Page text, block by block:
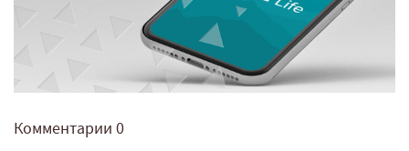
Комментарии 0